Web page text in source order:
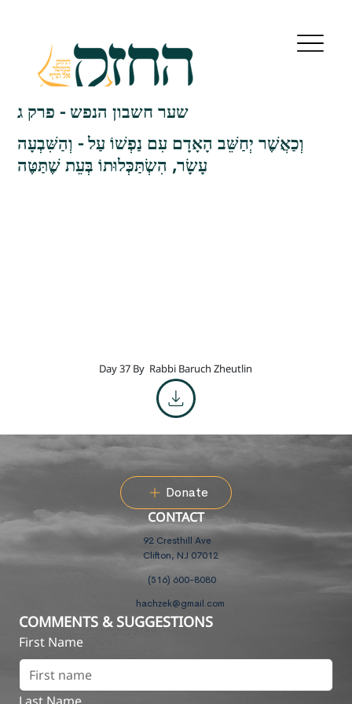
שער חשבון הנפש - פרק ג
וְכַאֲשֶׁר יְחַשֵּׁב הָאָדָם עִם נַפְשׁוֹ עַל - וְהַשִּׁבְעָה
עָשָׂר, הִשְׂתַּכְּלוּתוֹ בְּעֵת שֶׁתַּטֶּה
Day 37 By Rabbi Baruch Zheutlin
Donate
CONTACT
92 Cresthill Ave
Clifton, NJ 07012
(516) 600-8080
hachzek@gmail.com
COMMENTS & SUGGESTIONS
First Name